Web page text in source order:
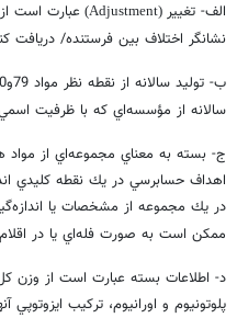
الف- تغيير (Adjustment)
عبارت است
نشانگر اختلاف بين فرستنده/ دريافت
سالانه از مؤسسه‌اي كه با ظرفيت
ج- بسته به معناي مجموعه‌اي از
اهداف حسابرسي در يك نقطه كليدي
در يك مجموعه از مشخصات يا
ممكن است به صورت فله‌اي يا در اقلام
د- اطلاعات بسته عبارت است از وزن
پلوتونيوم و اورانيوم، تركيب